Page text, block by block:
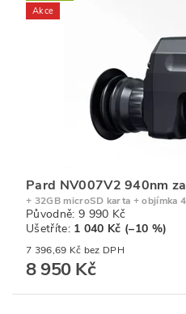
Akce
Pard NV007V2 940nm
+ 32GB microSD karta + objímka
Původně: 9 990 Kč
Ušetříte: 1 040 Kč (–10 %)
7 396,69 Kč bez DPH
8 950 Kč